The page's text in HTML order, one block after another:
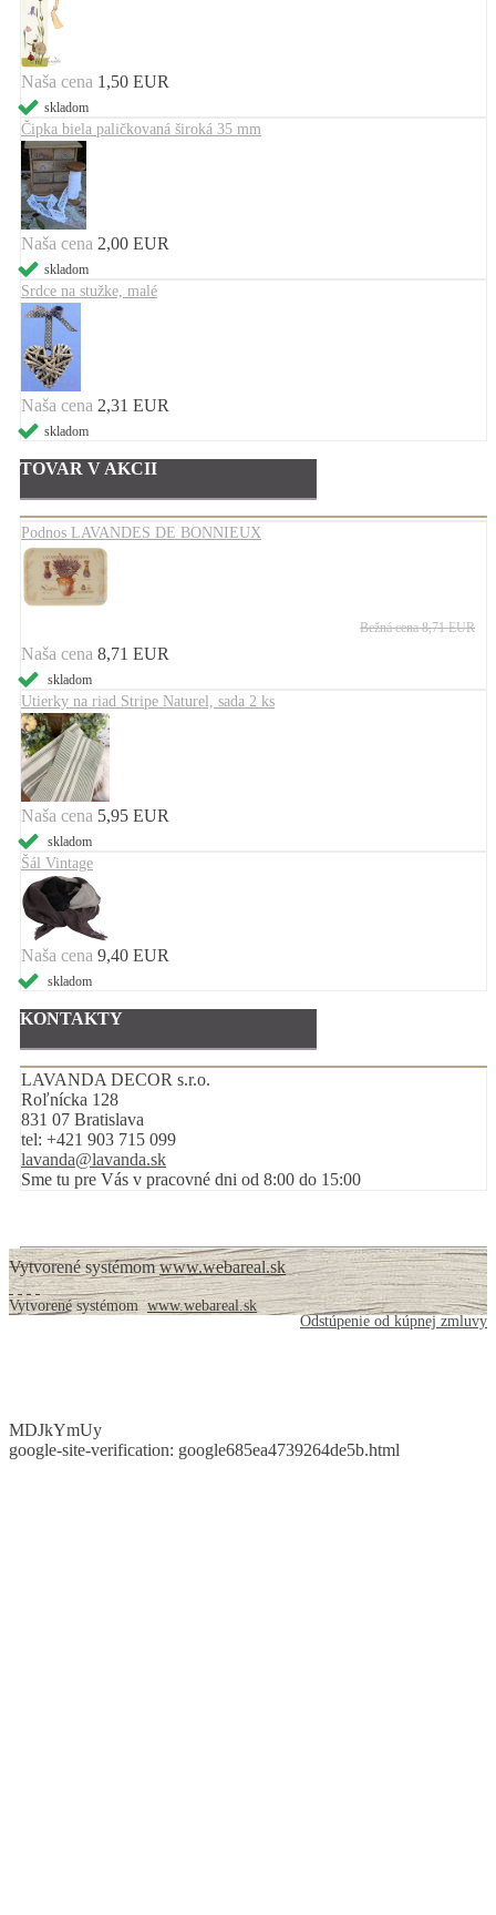
Naša cena 1,50 EUR
skladom
Čipka biela paličkovaná široká 35 mm
Naša cena 2,00 EUR
skladom
Srdce na stužke, malé
Naša cena 2,31 EUR
skladom
TOVAR V AKCII
Podnos LAVANDES DE BONNIEUX
Bežná cena8,71 EUR
Naša cena 8,71 EUR
skladom
Utierky na riad Stripe Naturel, sada 2 ks
Naša cena 5,95 EUR
skladom
Šál Vintage
Naša cena 9,40 EUR
skladom
KONTAKTY
LAVANDA DECOR s.r.o.
Roľnícka 128
831 07 Bratislava
tel: +421 903 715 099
lavanda@lavanda.sk
Sme tu pre Vás v pracovné dni od 8:00 do 15:00
Vytvorené systémomwww.webareal.sk
Vytvorené systémom www.webareal.sk
Odstúpenie od kúpnej zmluvy
MDJkYmUy
google-site-verification: google685ea4739264de5b.html